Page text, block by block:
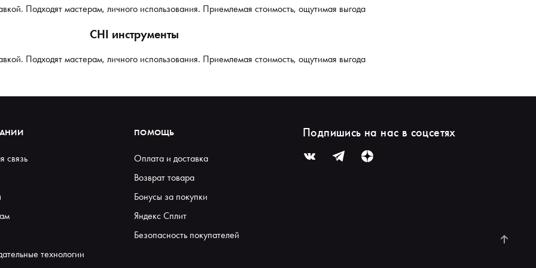
Подходят мастерам, личного использования. Приемлемая стоимость, ощутимая выгода
CHI инструменты
Подходят мастерам, личного использования. Приемлемая стоимость, ощутимая выгода
связь
технологии
ПОМОЩЬ
Оплата и доставка
Возврат товара
Бонусы за покупки
Яндекс Сплит
Безопасность покупателей
Подпишись на нас в соцсетях